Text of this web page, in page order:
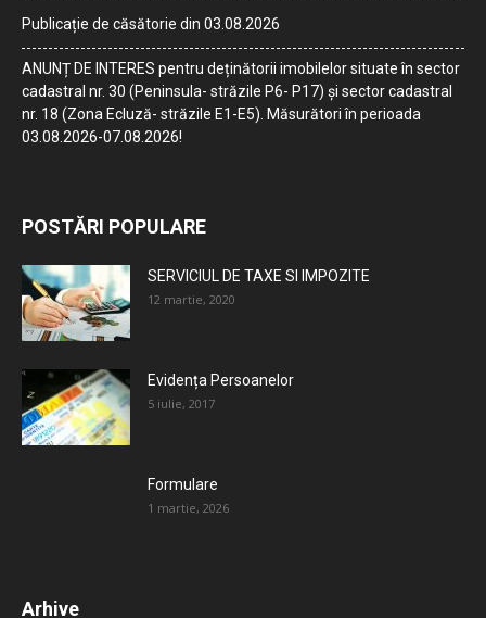
Publicație de căsătorie din 03.08.2026
ANUNȚ DE INTERES pentru deținătorii imobilelor situate în sector
cadastral nr. 30 (Peninsula- străzile P6- P17) și sector cadastral
nr. 18 (Zona Ecluză- străzile E1-E5). Măsurători în perioada
03.08.2026-07.08.2026!
POSTĂRI POPULARE
SERVICIUL DE TAXE SI IMPOZITE
12 martie, 2020
Evidența Persoanelor
5 iulie, 2017
Formulare
1 martie, 2026
Arhive